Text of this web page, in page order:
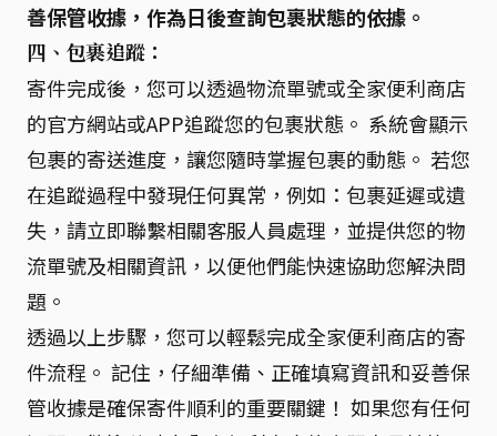
善保管收據，作為日後查詢包裹狀態的依據。
四、包裹追蹤：
寄件完成後，您可以透過物流單號或全家便利商店
的官方網站或APP追蹤您的包裹狀態。 系統會顯示
包裹的寄送進度，讓您隨時掌握包裹的動態。 若您
在追蹤過程中發現任何異常，例如：包裹延遲或遺
失，請立即聯繫相關客服人員處理，並提供您的物
流單號及相關資訊，以便他們能快速協助您解決問
題。
透過以上步驟，您可以輕鬆完成全家便利商店的寄
件流程。 記住，仔細準備、正確填寫資訊和妥善保
管收據是確保寄件順利的重要關鍵！ 如果您有任何